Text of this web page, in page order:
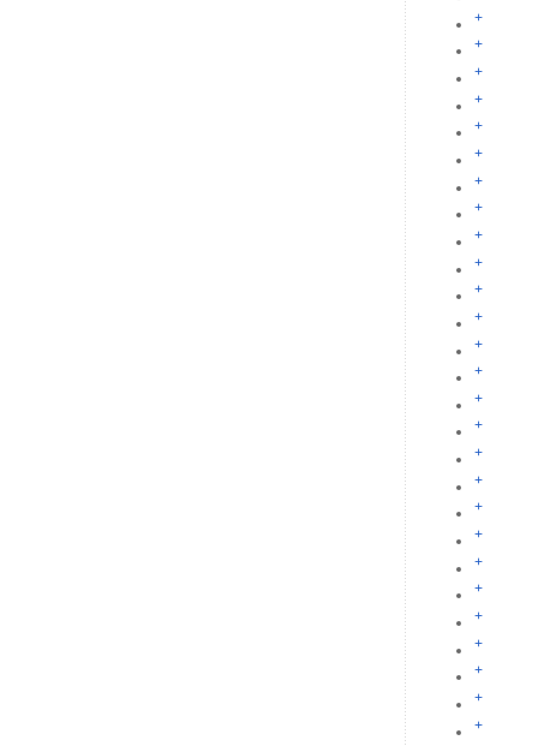
+
+
+
+
+
+
+
+
+
+
+
+
+
+
+
+
+
+
+
+
+
+
+
+
+
+
+